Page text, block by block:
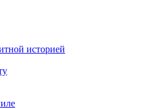
историей